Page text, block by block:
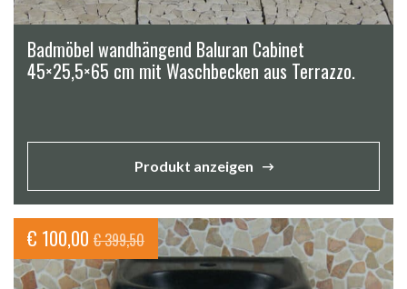
Badmöbel wandhängend Baluran Cabinet
45×25,5×65 cm mit Waschbecken aus Terrazzo.
Produkt anzeigen
€399,50Ursprünglicher
Preis
€ 100,00
Aktueller
Preis